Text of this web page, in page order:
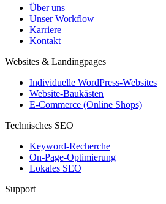
Über uns
Unser Workflow
Karriere
Kontakt
Websites & Landingpages
Individuelle WordPress-Websites
Website-Baukästen
E-Commerce (Online Shops)
Technisches SEO
Keyword-Recherche
On-Page-Optimierung
Lokales SEO
Support